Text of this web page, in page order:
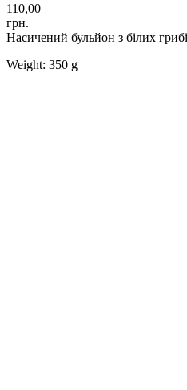
110,00
грн.
Насичений бульйон з білих
Weight: 350 g